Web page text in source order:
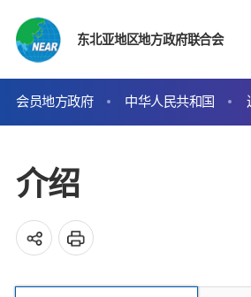
东北亚地区地方政府联合会
会员地方政府 中华人民共和国
介绍